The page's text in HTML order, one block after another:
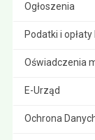
Ogłoszenia
Podatki i
Oświadczenia
E-Urząd
Ochrona